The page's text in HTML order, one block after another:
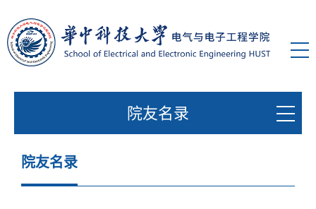
院友名录
院友名录